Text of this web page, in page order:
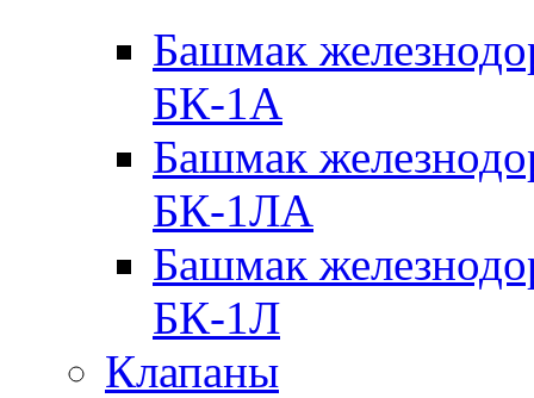
Башмак
БК-1А
Башмак
БК-1ЛА
Башмак
БК-1Л
Клапаны